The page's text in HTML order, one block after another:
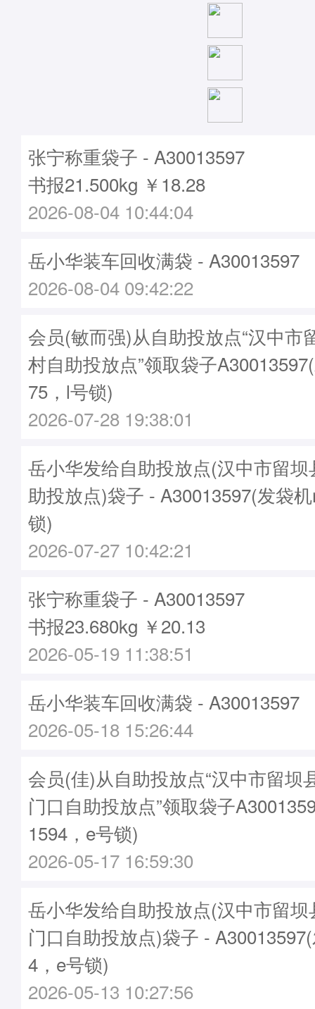
张宁称重袋子 - A30013597
书报21.500kg ￥18.28
2026-08-04 10:44:04
岳小华装车回收满袋 - A30013597
2026-08-04 09:42:22
会员(敏而强)从自助投放点“汉中市
村自助投放点”领取袋子
75，l号锁)
2026-07-28 19:38:01
岳小华发给自助投放点(汉中市留
助投放点)袋子 - A30013597(发袋
锁)
2026-07-27 10:42:21
张宁称重袋子 - A30013597
书报23.680kg ￥20.13
2026-05-19 11:38:51
岳小华装车回收满袋 - A30013597
2026-05-18 15:26:44
会员(佳)从自助投放点“汉中市留坝
门口自助投放点”领取袋子
1594，e号锁)
2026-05-17 16:59:30
岳小华发给自助投放点(汉中市留
门口自助投放点)袋子 -
4，e号锁)
2026-05-13 10:27:56